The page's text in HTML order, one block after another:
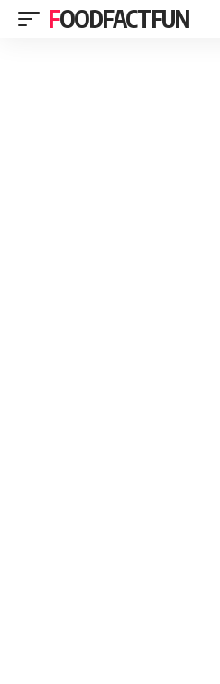
FOODFACTFUN